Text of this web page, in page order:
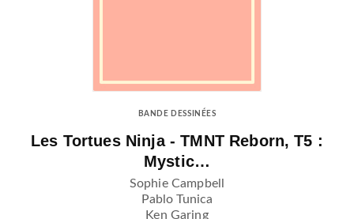
BANDE DESSINÉES
Les Tortues Ninja - TMNT Reborn, T5 :
Mystic…
Sophie Campbell
Pablo Tunica
Ken Garing